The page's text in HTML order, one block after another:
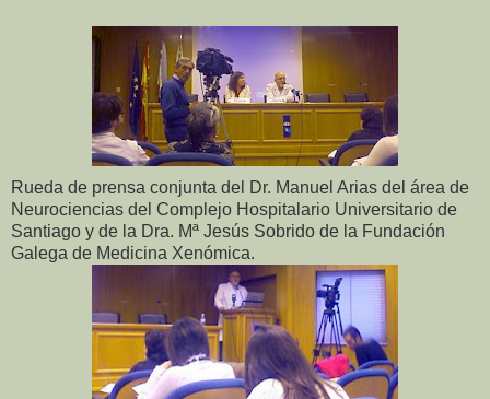
Rueda de prensa conjunta del Dr. Manuel Arias del área de
Neurociencias del Complejo Hospitalario Universitario de
Santiago y de la Dra. Mª Jesús Sobrido de la Fundación
Galega de Medicina Xenómica.